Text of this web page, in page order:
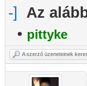
Az
• pittyke
A szerző üzeneteinek